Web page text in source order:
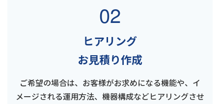
02
ヒアリング
お見積り作成
ご希望の場合は、お客様がお求めになる機能や、イ
メージされる運用方法、機器構成などヒアリングさせ